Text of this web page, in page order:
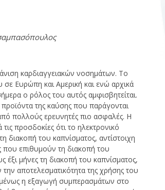
καρδιαγγειακών νοσημάτων. Το
σε Ευρώπη και Αμερική και ενώ αρχικά
ο ρόλος του αυτός αμφισβητείται.
της καύσης που παράγονται
πολλούς ερευνητές πιο ασφαλές. Η
προσδοκίες ότι το ηλεκτρονικό
διακοπή του καπνίσματος, αντίστοιχη
που επιθυμούν τη διακοπή του
μήνες τη διακοπή του καπνίσματος,
αποτελεσματικότητα της χρήσης του
η εξαγωγή συμπερασμάτων στο